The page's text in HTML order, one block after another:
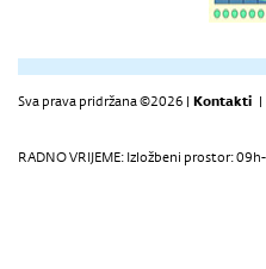
Sva prava pridržana ©2026 | Kontakti |
RADNO VRIJEME: Izložbeni prostor: